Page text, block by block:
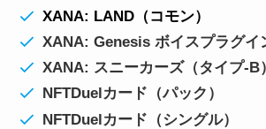
XANA: LAND（コモン）
XANA: Genesis ボイスプラグイ
XANA: スニーカーズ（タイプ-B）
NFTDuelカード（パック）
NFTDuelカード（シングル）